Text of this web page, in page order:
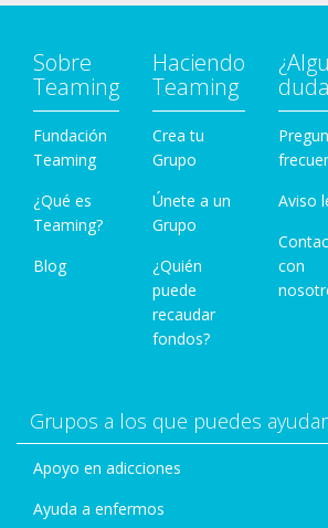
Sobre
Teaming
Fundación
Teaming
¿Qué es
Teaming?
Blog
Haciendo
Teaming
Crea tu
Grupo
Únete a un
Grupo
¿Quién
puede
recaudar
fondos?
Aviso
con
Grupos a los que puedes
Apoyo en adicciones
Ayuda a enfermos